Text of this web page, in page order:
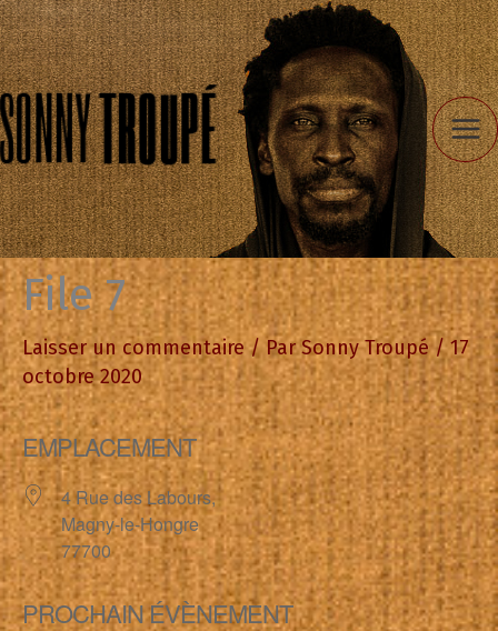
Aller
au
contenu
File 7
Laisser un commentaire / ParSonny Troupé/17
octobre 2020
EMPLACEMENT
4 Rue des Labours,
Magny-le-Hongre
77700
PROCHAIN ÉVÈNEMENT